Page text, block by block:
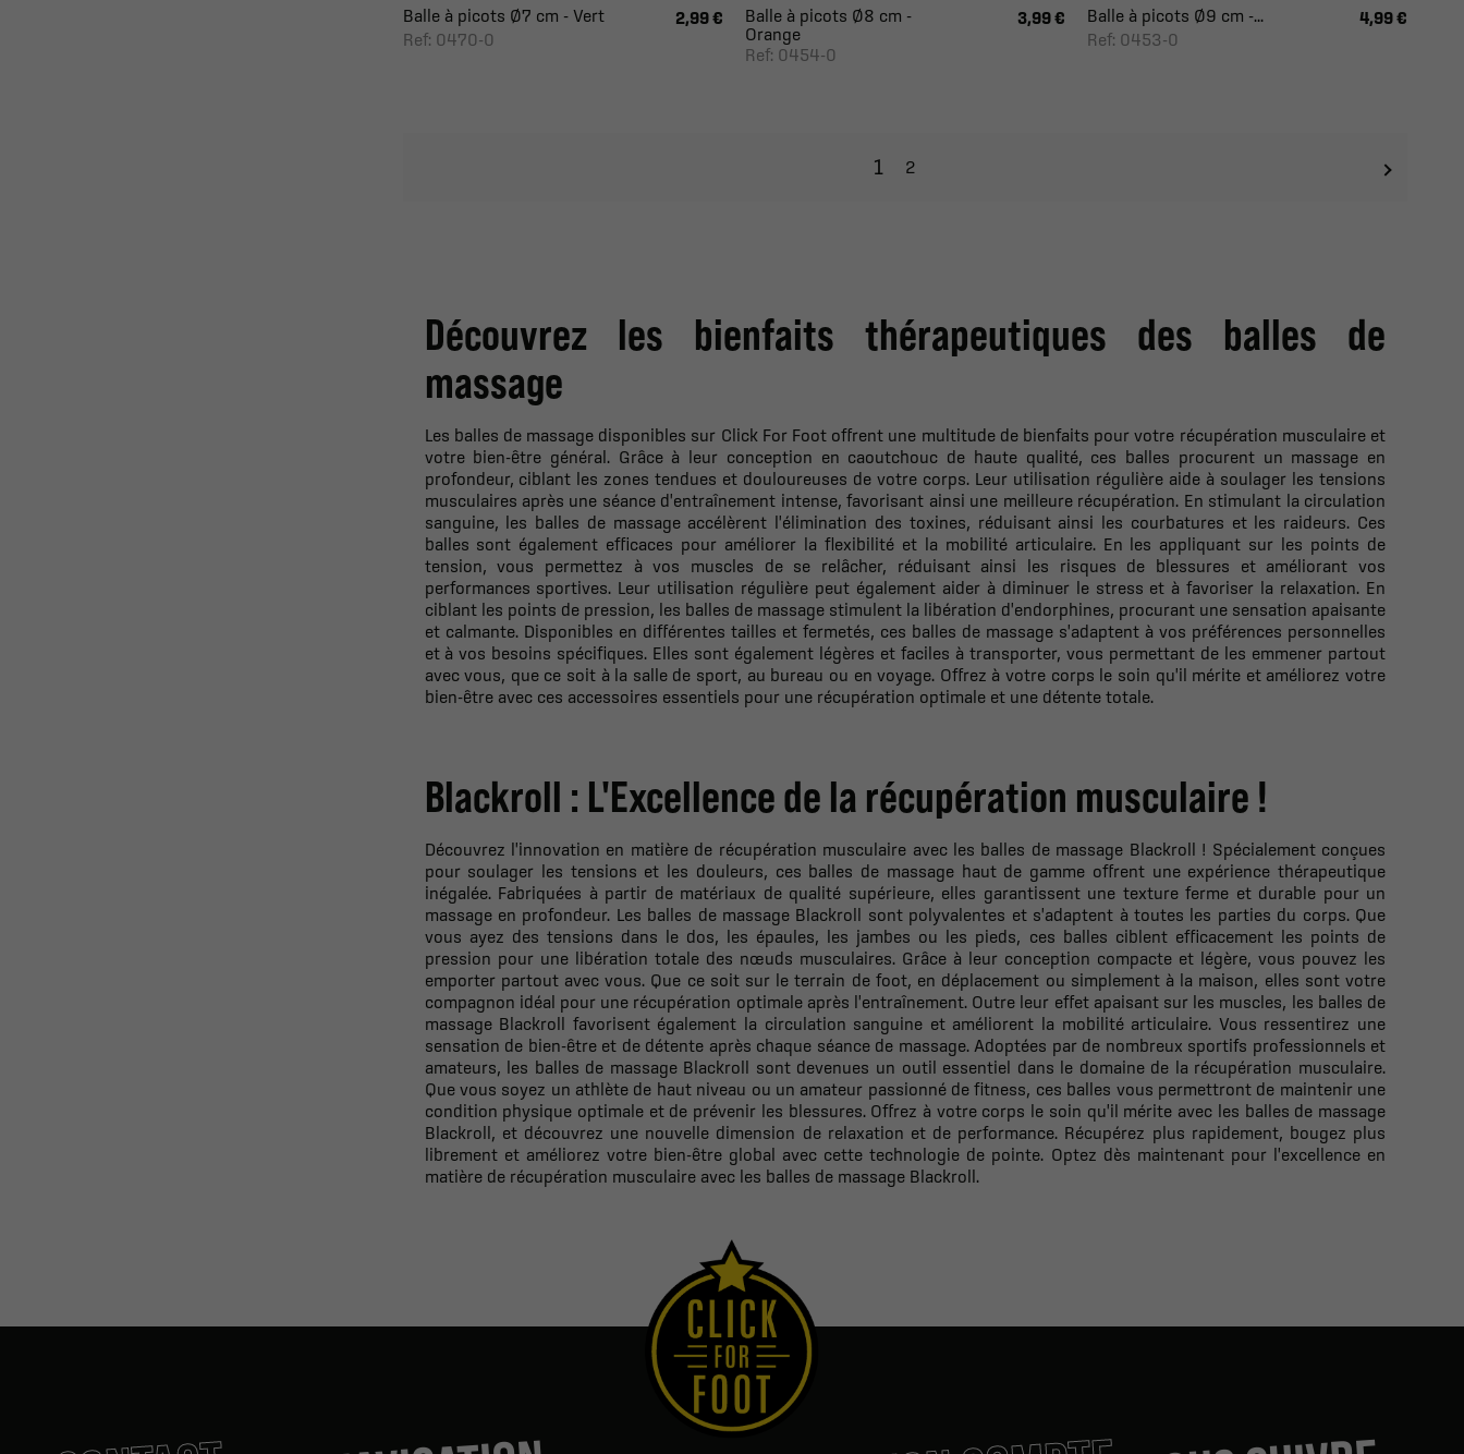
Balle à picots Ø7 cm - Vert
Ref: 0470-0
2,99 €
Balle à picots Ø8 cm -
Orange
Ref: 0454-0
3,99 €
Balle à picots Ø9 cm -...
Ref: 0453-0
4,99 €
1 2
Découvrez les bienfaits thérapeutiques des balles de
massage
Les balles de massage disponibles sur Click For Foot offrent une multitude de bienfaits pour votre récupération musculaire et
votre bien-être général. Grâce à leur conception en caoutchouc de haute qualité, ces balles procurent un massage en
profondeur, ciblant les zones tendues et douloureuses de votre corps. Leur utilisation régulière aide à soulager les tensions
musculaires après une séance d'entraînement intense, favorisant ainsi une meilleure récupération. En stimulant la circulation
sanguine, les balles de massage accélèrent l'élimination des toxines, réduisant ainsi les courbatures et les raideurs. Ces
balles sont également efficaces pour améliorer la flexibilité et la mobilité articulaire. En les appliquant sur les points de
tension, vous permettez à vos muscles de se relâcher, réduisant ainsi les risques de blessures et améliorant vos
performances sportives. Leur utilisation régulière peut également aider à diminuer le stress et à favoriser la relaxation. En
ciblant les points de pression, les balles de massage stimulent la libération d'endorphines, procurant une sensation apaisante
et calmante. Disponibles en différentes tailles et fermetés, ces balles de massage s'adaptent à vos préférences personnelles
et à vos besoins spécifiques. Elles sont également légères et faciles à transporter, vous permettant de les emmener partout
avec vous, que ce soit à la salle de sport, au bureau ou en voyage. Offrez à votre corps le soin qu'il mérite et améliorez votre
bien-être avec ces accessoires essentiels pour une récupération optimale et une détente totale.
Blackroll : L'Excellence de la récupération musculaire !
Découvrez l'innovation en matière de récupération musculaire avec les balles de massage Blackroll ! Spécialement conçues
pour soulager les tensions et les douleurs, ces balles de massage haut de gamme offrent une expérience thérapeutique
inégalée. Fabriquées à partir de matériaux de qualité supérieure, elles garantissent une texture ferme et durable pour un
massage en profondeur. Les balles de massage Blackroll sont polyvalentes et s'adaptent à toutes les parties du corps. Que
vous ayez des tensions dans le dos, les épaules, les jambes ou les pieds, ces balles ciblent efficacement les points de
pression pour une libération totale des nœuds musculaires. Grâce à leur conception compacte et légère, vous pouvez les
emporter partout avec vous. Que ce soit sur le terrain de foot, en déplacement ou simplement à la maison, elles sont votre
compagnon idéal pour une récupération optimale après l'entraînement. Outre leur effet apaisant sur les muscles, les balles de
massage Blackroll favorisent également la circulation sanguine et améliorent la mobilité articulaire. Vous ressentirez une
sensation de bien-être et de détente après chaque séance de massage. Adoptées par de nombreux sportifs professionnels et
amateurs, les balles de massage Blackroll sont devenues un outil essentiel dans le domaine de la récupération musculaire.
Que vous soyez un athlète de haut niveau ou un amateur passionné de fitness, ces balles vous permettront de maintenir une
condition physique optimale et de prévenir les blessures. Offrez à votre corps le soin qu'il mérite avec les balles de massage
Blackroll, et découvrez une nouvelle dimension de relaxation et de performance. Récupérez plus rapidement, bougez plus
librement et améliorez votre bien-être global avec cette technologie de pointe. Optez dès maintenant pour l'excellence en
matière de récupération musculaire avec les balles de massage Blackroll.